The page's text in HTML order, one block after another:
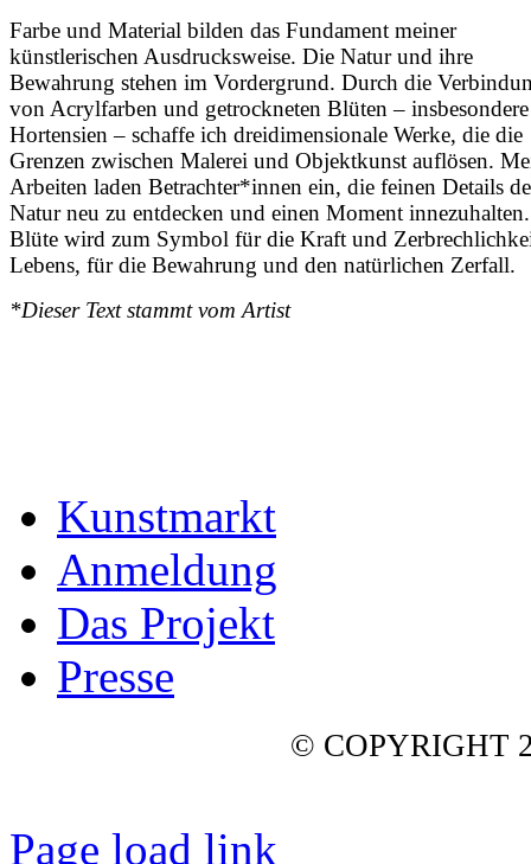
Farbe und Material bilden das Fundament meiner
künstlerischen Ausdrucksweise. Die Natur und ihre
Bewahrung stehen im Vordergrund. Durch die
von Acrylfarben und getrockneten Blüten – insbesondere
Hortensien – schaffe ich dreidimensionale Werke, die die
Grenzen zwischen Malerei und Objektkunst auflösen.
Arbeiten laden Betrachter*innen ein, die feinen Details
Natur neu zu entdecken und einen Moment innezuhalten.
Blüte wird zum Symbol für die Kraft und
Lebens, für die Bewahrung und den natürlichen Zerfall.
*Dieser Text stammt vom Artist
Kunstmarkt
Anmeldung
Das Projekt
Presse
© COPYRIGHT
Page load link